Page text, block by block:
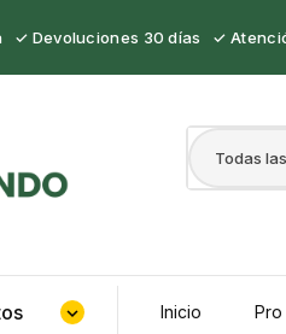
✓ Devoluciones 30 días ✓
Inicio Pro
expand_more